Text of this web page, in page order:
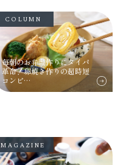
COLUMN
毎朝のお弁当作りにタイパ
革命！卵焼き作りの超時短
コンビ…
MAGAZINE